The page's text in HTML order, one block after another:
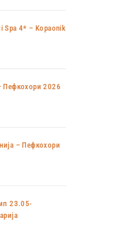
Spa 4* – Kopaonik
Пефкохори 2026
– Пефкохори
23.05-